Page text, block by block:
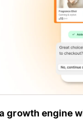
growth engine